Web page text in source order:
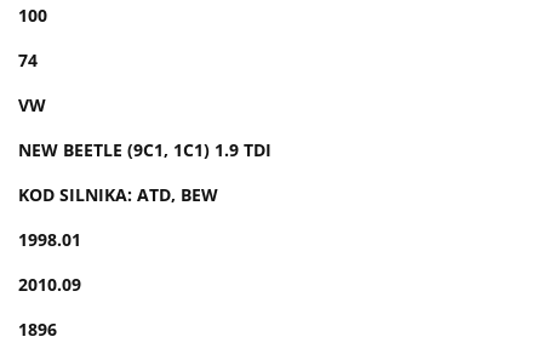
100
74
VW
NEW BEETLE (9C1, 1C1) 1.9 TDI
KOD SILNIKA: ATD, BEW
1998.01
2010.09
1896